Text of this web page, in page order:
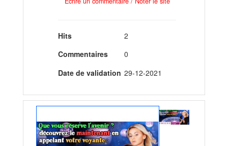
Hits
2
Commentaires
0
Date de validation 29-12-2021